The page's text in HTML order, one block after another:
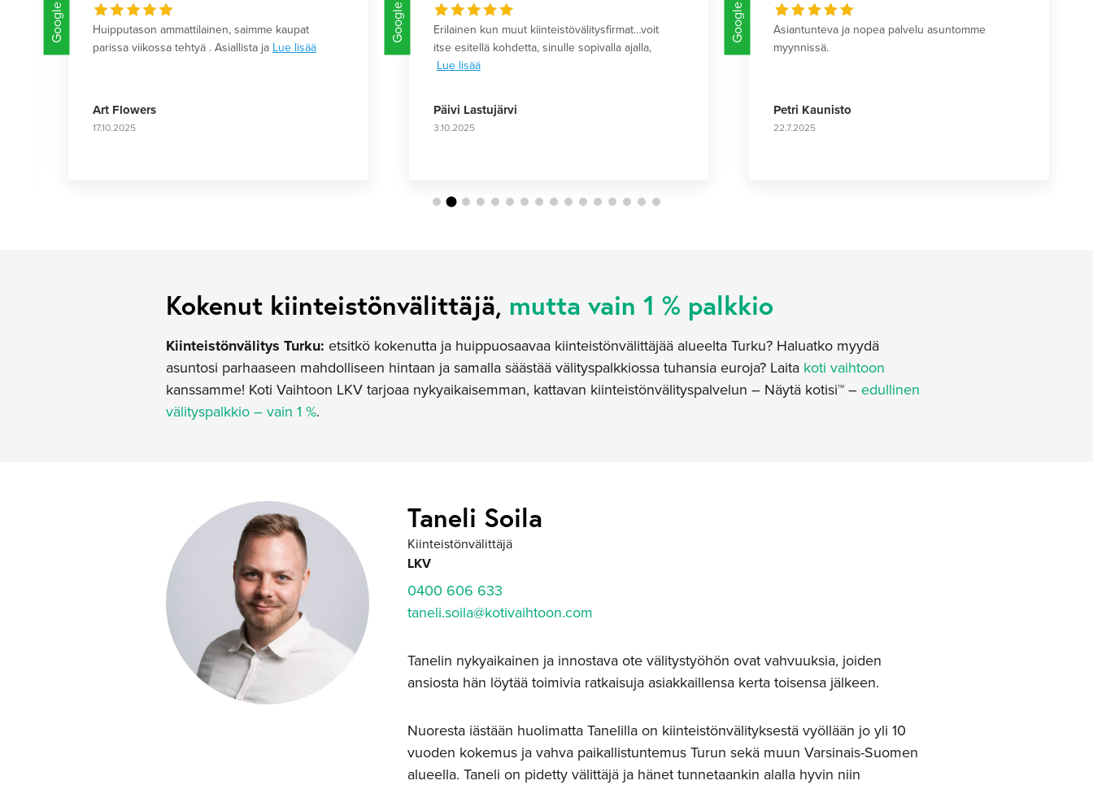
Google
Huipputason ammattilainen, saimme kaupat
parissa viikossa tehtyä . Asiallista ja Lue lisää
Art Flowers
17.10.2025
Google
Erilainen kun muut kiinteistövälitysfirmat…voit
itse esitellä kohdetta, sinulle sopivalla ajalla,
Lue lisää
Päivi Lastujärvi
3.10.2025
Google
Asiantunteva ja nopea palvelu asuntomme
myynnissä.
Petri Kaunisto
22.7.2025
Kokenut kiinteistönvälittäjä, mutta vain 1 % palkkio
Kiinteistönvälitys Turku: etsitkö kokenutta ja huippuosaavaa kiinteistönvälittäjää alueelta Turku? Haluatko myydä
asuntosi parhaaseen mahdolliseen hintaan ja samalla säästää välityspalkkiossa tuhansia euroja? Laita koti vaihtoon
kanssamme! Koti Vaihtoon LKV tarjoaa nykyaikaisemman, kattavan kiinteistönvälityspalvelun – Näytä kotisi™ – edullinen
välityspalkkio – vain 1 %.
Taneli Soila
Kiinteistönvälittäjä
LKV
0400 606 633
taneli.soila@kotivaihtoon.com
Tanelin nykyaikainen ja innostava ote välitystyöhön ovat vahvuuksia, joiden
ansiosta hän löytää toimivia ratkaisuja asiakkaillensa kerta toisensa jälkeen.
Nuoresta iästään huolimatta Tanelilla on kiinteistönvälityksestä vyöllään jo yli 10
vuoden kokemus ja vahva paikallistuntemus Turun sekä muun Varsinais-Suomen
alueella. Taneli on pidetty välittäjä ja hänet tunnetaankin alalla hyvin niin